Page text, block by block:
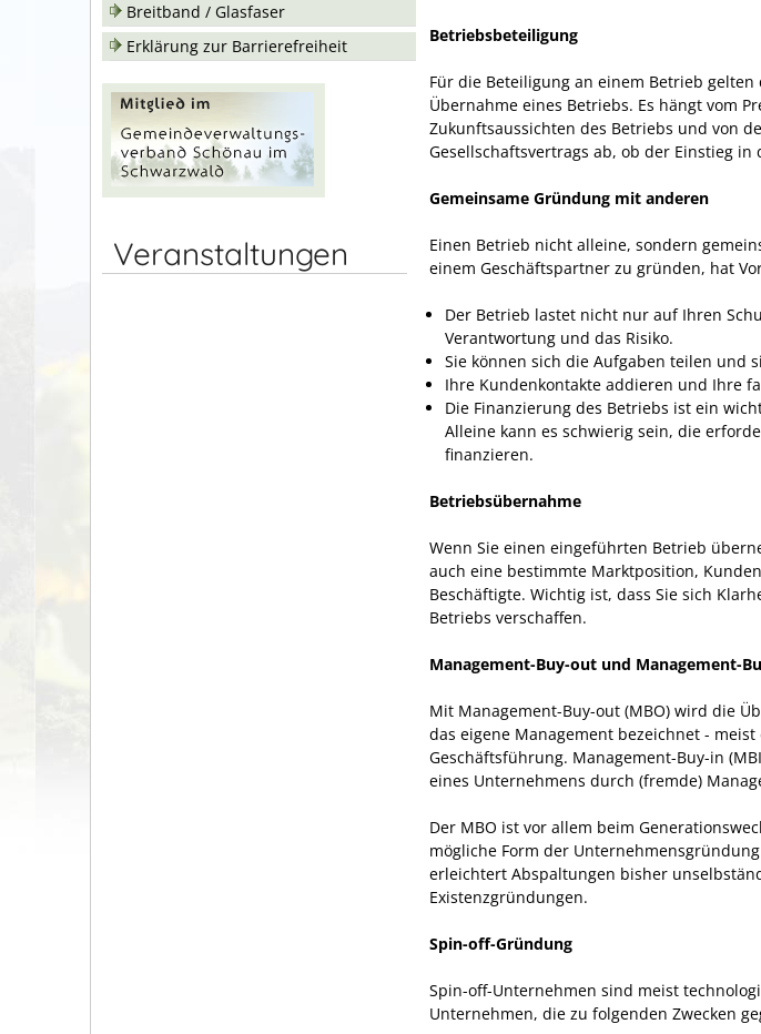
Breitband / Glasfaser
Erklärung zur Barrierefreiheit
Veranstaltungen
Betriebsbeteiligung
Für die Beteiligung an einem Betrieb
Übernahme eines Betriebs. Es hängt vom
Zukunftsaussichten des Betriebs und von
Gesellschaftsvertrags ab, ob der Einstieg
Gemeinsame Gründung mit anderen
Einen Betrieb nicht alleine, sondern
einem Geschäftspartner zu gründen, hat
Der Betrieb lastet nicht nur auf Ihren
Verantwortung und das Risiko.
Sie können sich die Aufgaben teilen und
Ihre Kundenkontakte addieren und Ihre
Die Finanzierung des Betriebs ist ein
Alleine kann es schwierig sein, die
finanzieren.
Betriebsübernahme
Wenn Sie einen eingeführten Betrieb
auch eine bestimmte Marktposition,
Beschäftigte. Wichtig ist, dass Sie sich
Betriebs verschaffen.
Management-Buy-out und Management-
Mit Management-Buy-out (MBO) wird die
das eigene Management bezeichnet -
Geschäftsführung. Management-Buy-in
eines Unternehmens durch (fremde)
Der MBO ist vor allem beim
mögliche Form der
erleichtert Abspaltungen bisher
Existenzgründungen.
Spin-off-Gründung
Spin-off-Unternehmen sind meist
Unternehmen, die zu folgenden Zwecken